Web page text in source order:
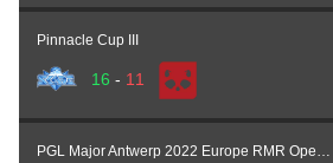
Pinnacle Cup III
16 - 11
PGL Major Antwerp 2022 Europe RMR Open Qualifier #4